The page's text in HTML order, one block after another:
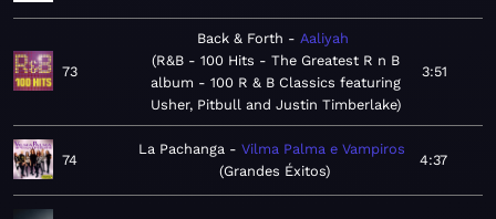
73
Back & Forth
Aaliyah
R&B - 100 Hits - The Greatest R n B
album - 100 R & B Classics featuring
Usher, Pitbull and Justin Timberlake
3:51
74
La Pachanga
Vilma Palma e Vampiros
Grandes Éxitos
4:37